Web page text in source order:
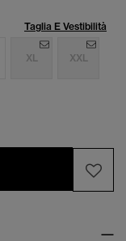
Taglia E Vestibilità
XL XXL